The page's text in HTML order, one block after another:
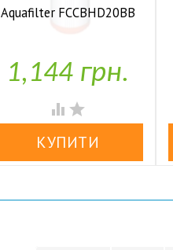
Aquafilter FCCBHD20BB
1,144 грн.
 